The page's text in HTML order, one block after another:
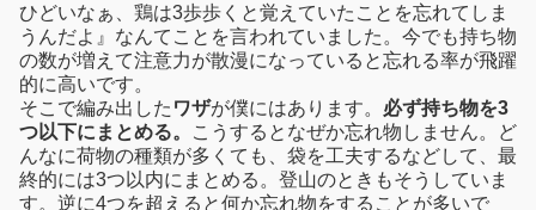
ひどいなぁ、鶏は3歩歩くと覚えていたことを忘れてしま
うんだよ』なんてことを言われていました。今でも持ち物
の数が増えて注意力が散漫になっていると忘れる率が飛躍
的に高いです。
そこで編み出した ワザが僕にはあります。 必ず持ち物を3
つ以下にまとめる。
こうするとなぜか忘れ物しません。ど
んなに荷物の種類が多くても、袋を工夫するなどして、最
終的には3つ以内にまとめる。登山のときもそうしていま
す。逆に4つを超えると何か忘れ物をすることが多いで